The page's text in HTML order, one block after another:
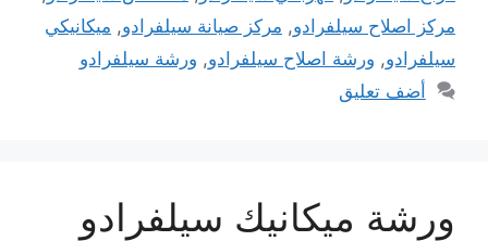
مركز اصلاح سيلفرادو, مركز صيانة سيلفرادو, ميكانيكي
سيلفرادو, ورشة اصلاح سيلفرادو, ورشة سيلفرادو
أضف تعليق
ورشة ميكانيك سيلفرادو